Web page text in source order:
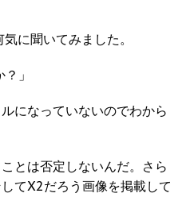
に聞いてみました。
」
になっていないのでわから
とは否定しないんだ。さら
てX2だろう画像を掲載して